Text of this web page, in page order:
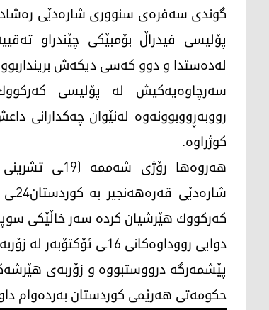
گوندی سەفرەی سنووری شارەدێی رەشاد
پۆلیسی فیدراڵ بۆمبێكی چێندراو
لەدەستدا و دوو کەسی دیكەش
رووبەڕووبوونەوە لەنێوان
كوژراوە.
كەركووك هێرشیان كرده‌ سەر خاڵێكی
دوایی رووداوەكانی
پێشمەرگە درووستبووە و زۆربەی
حكومەتی هەرێمی كوردستان بەردەوام